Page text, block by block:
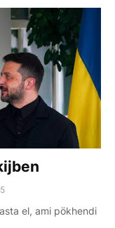
el, ami pökhendi